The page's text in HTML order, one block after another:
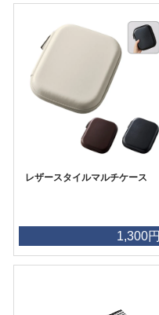
レザースタイルマルチケース
1,300円